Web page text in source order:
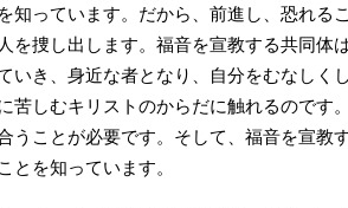
知っています。だから、前進し、恐れる
捜し出します。福音を宣教する共同体は
いき、身近な者となり、自分をむなしく
苦しむキリストのからだに触れるのです
うことが必要です。そして、福音を宣教
を知っています。